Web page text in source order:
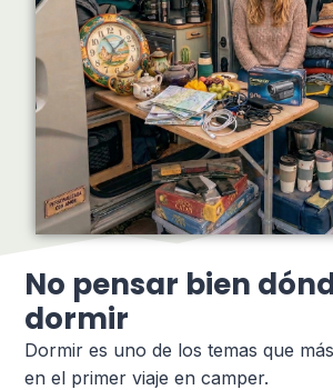
No pensar bien
dormir
Dormir es uno de los temas que
en el primer viaje en camper.